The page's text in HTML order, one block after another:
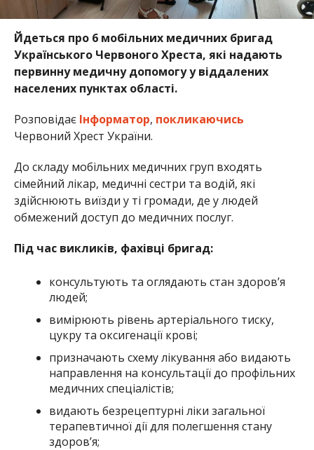
Йдеться про 6 мобільних медичних бригад
Українського Червоного Хреста, які надають
первинну медичну допомогу у віддалених
населених пунктах області.
Розповідає Інформатор, покликаючись
Червоний Хрест України.
До складу мобільних медичних груп входять
сімейний лікар, медичні сестри та водій, які
здійснюють виїзди у ті громади, де у людей
обмежений доступ до медичних послуг.
Під час викликів, фахівці бригад:
консультують та оглядають стан здоров’я
людей;
вимірюють рівень артеріального тиску,
цукру та оксигенації крові;
призначають схему лікування або видають
направлення на консультації до профільних
медичних спеціалістів;
видають безрецептурні ліки загальної
терапевтичної дії для полегшення стану
здоров’я;